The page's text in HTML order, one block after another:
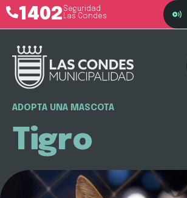
1402 Seguridad
Las Condes
ADOPTA UNA MASCOTA
Tigro